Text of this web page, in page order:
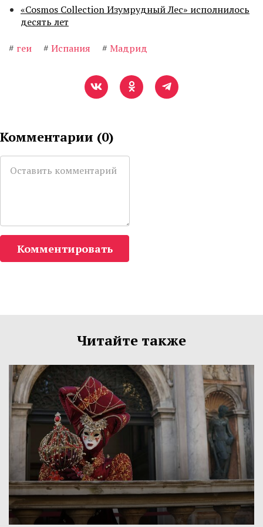
«Cosmos Collection Изумрудный Лес» исполнилось
десять лет
# геи # Испания # Мадрид
Комментарии (0)
Комментировать
Читайте также